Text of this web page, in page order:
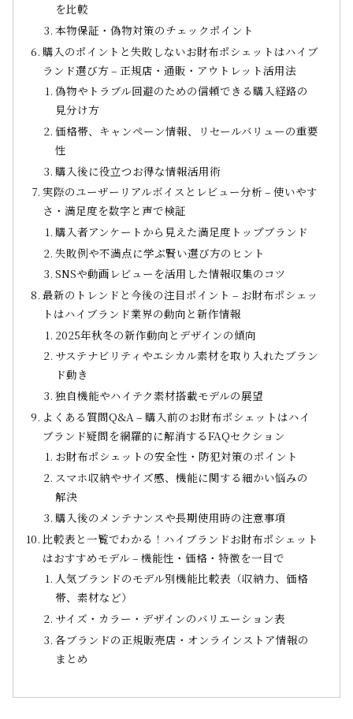
を比較
本物保証・偽物対策のチェックポイント
購入のポイントと失敗しないお財布ポシェットはハイブ
ランド選び方 – 正規店・通販・アウトレット活用法
偽物やトラブル回避のための信頼できる購入経路の
見分け方
価格帯、キャンペーン情報、リセールバリューの重要
性
購入後に役立つお得な情報活用術
実際のユーザーリアルボイスとレビュー分析 – 使いやす
さ・満足度を数字と声で検証
購入者アンケートから見えた満足度トップブランド
失敗例や不満点に学ぶ賢い選び方のヒント
SNSや動画レビューを活用した情報収集のコツ
最新のトレンドと今後の注目ポイント – お財布ポシェッ
トはハイブランド業界の動向と新作情報
2025年秋冬の新作動向とデザインの傾向
サステナビリティやエシカル素材を取り入れたブラン
ド動き
独自機能やハイテク素材搭載モデルの展望
よくある質問Q&A – 購入前のお財布ポシェットはハイ
ブランド疑問を網羅的に解消するFAQセクション
お財布ポシェットの安全性・防犯対策のポイント
スマホ収納やサイズ感、機能に関する細かい悩みの
解決
購入後のメンテナンスや長期使用時の注意事項
比較表と一覧でわかる！ハイブランドお財布ポシェット
はおすすめモデル – 機能性・価格・特徴を一目で
人気ブランドのモデル別機能比較表（収納力、価格
帯、素材など）
サイズ・カラー・デザインのバリエーション表
各ブランドの正規販売店・オンラインストア情報の
まとめ